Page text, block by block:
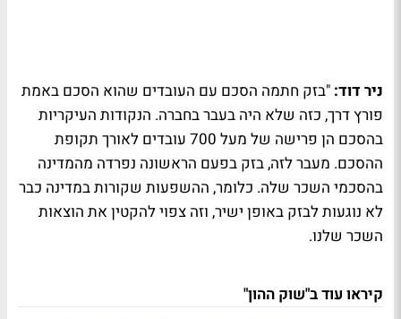
ניר דוד: "בזק חתמה הסכם עם העובדים שהוא הסכם באמת
פורץ דרך, כזה שלא היה בעבר בחברה. הנקודות העיקריות
בהסכם הן פרישה של מעל 700 עובדים לאורך תקופת
ההסכם. מעבר לזה, בזק בפעם הראשונה נפרדה מהמדינה
בהסכמי השכר שלה. כלומר, ההשפעות שקורות במדינה כבר
לא נוגעות לבזק באופן ישיר, וזה צפוי להקטין את הוצאות
השכר שלנו.
קיראו עוד ב"שוק ההון"